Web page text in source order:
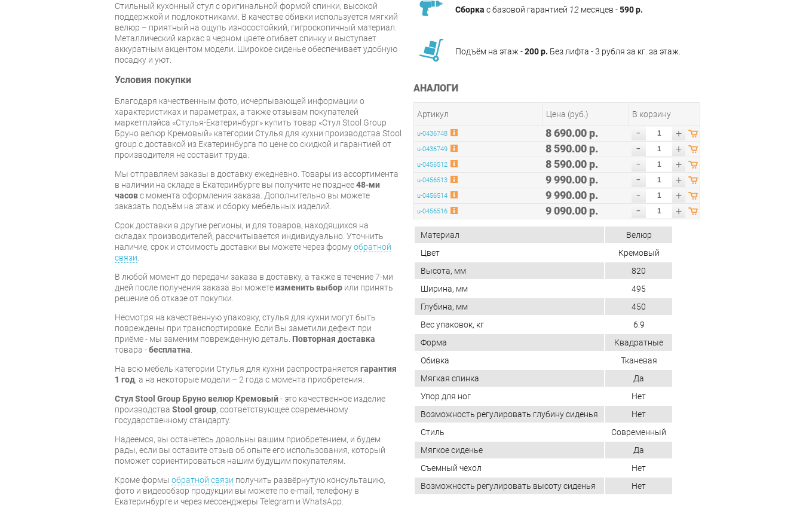
Сборка с базовой гарантией 12 месяцев -590 р.
Подъём на этаж -200 р. Без лифта - 3 рубля за кг. за этаж.
АНАЛОГИ
Артикул Цена (руб.) В корзину
u-0436748 8 690.00 р. - +
u-0436749 8 590.00 р. - +
u-0456512 8 590.00 р. - +
u-0456513 9 990.00 р. - +
u-0456514 9 990.00 р. - +
u-0456516 9 090.00 р. - +
Стильный кухонный стул с оригинальной формой спинки, высокой
поддержкой и подлокотниками. В качестве обивки используется мягкий
велюр – приятный на ощупь износостойкий, гигроскопичный материал.
Металлический каркас в черном цвете огибает спинку и выступает
аккуратным акцентом модели. Широкое сиденье обеспечивает удобную
посадку и уют.
Условия покупки
Благодаря качественным фото, исчерпывающей информации о
характеристиках и параметрах, а также отзывам покупателей
маркетплэйса «Стулья-Екатеринбург» купить товар «Стул Stool Group
Бруно велюр Кремовый» категории Стулья для кухни производства Stool
group с доставкой из Екатеринбурга по цене со скидкой и гарантией от
производителя не составит труда.
Мы отправляем заказы в доставку ежедневно. Товары из ассортимента
в наличии на складе в Екатеринбурге вы получите не позднее48-ми
часовс момента оформления заказа. Дополнительно вы можете
заказать подъём на этаж и сборку мебельных изделий.
Срок доставки в другие регионы, и для товаров, находящихся на
складах производителей, рассчитывается индивидуально. Уточнить
наличие, срок и стоимость доставки вы можете через формуобратной
связи
В любой момент до передачи заказа в доставку, а также в течение 7-ми
дней после получения заказа вы можетеизменить выбор или принять
решение об отказе от покупки.
Несмотря на качественную упаковку, стулья для кухни могут быть
повреждены при транспортировке. Если Вы заметили дефект при
приёме - мы заменим поврежденную деталь. Повторная доставка
товара -бесплатна
На всю мебель категории Стулья для кухни распространяется гарантия
1 год, а на некоторые модели – 2 года с момента приобретения.
Стул Stool Group Бруно велюр Кремовый- это качественное изделие
производства Stool group, соответствующее современному
государственному стандарту.
Надеемся, вы останетесь довольны вашим приобретением, и будем
рады, если вы оставите отзыв об опыте его использования, который
поможет сориентироваться нашим будущим покупателям.
Кроме формы обратной связи получить развёрнутую консультацию,
фото и видеообзор продукции вы можете по e-mail, телефону в
Екатеринбурге и через мессенджеры Telegram и WhatsApp.
Материал
Велюр
Цвет
Кремовый
Высота, мм
820
Ширина, мм
495
Глубина, мм
450
Вес упаковок, кг
6.9
Форма
Квадратные
Обивка
Тканевая
Мягкая спинка
Да
Упор для ног
Нет
Возможность регулировать глубину сиденья
Нет
Стиль
Современный
Мягкое сиденье
Да
Съемный чехол
Нет
Возможность регулировать высоту сиденья
Нет